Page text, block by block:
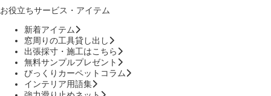
お役立ちサービス・アイテム
新着アイテム
窓周りの工具貸し出し
出張採寸・施工はこちら
無料サンプルプレゼント
びっくりカーペットコラム
インテリア用語集